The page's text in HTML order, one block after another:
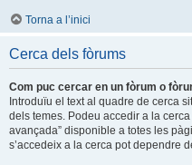
Torna a l’inici
Cerca dels fòrums
Com puc cercar en un fòrum o
Introduïu el text al quadre de cerca
dels temes. Podeu accedir a la
avançada” disponible a totes les
s’accedeix a la cerca pot dependre